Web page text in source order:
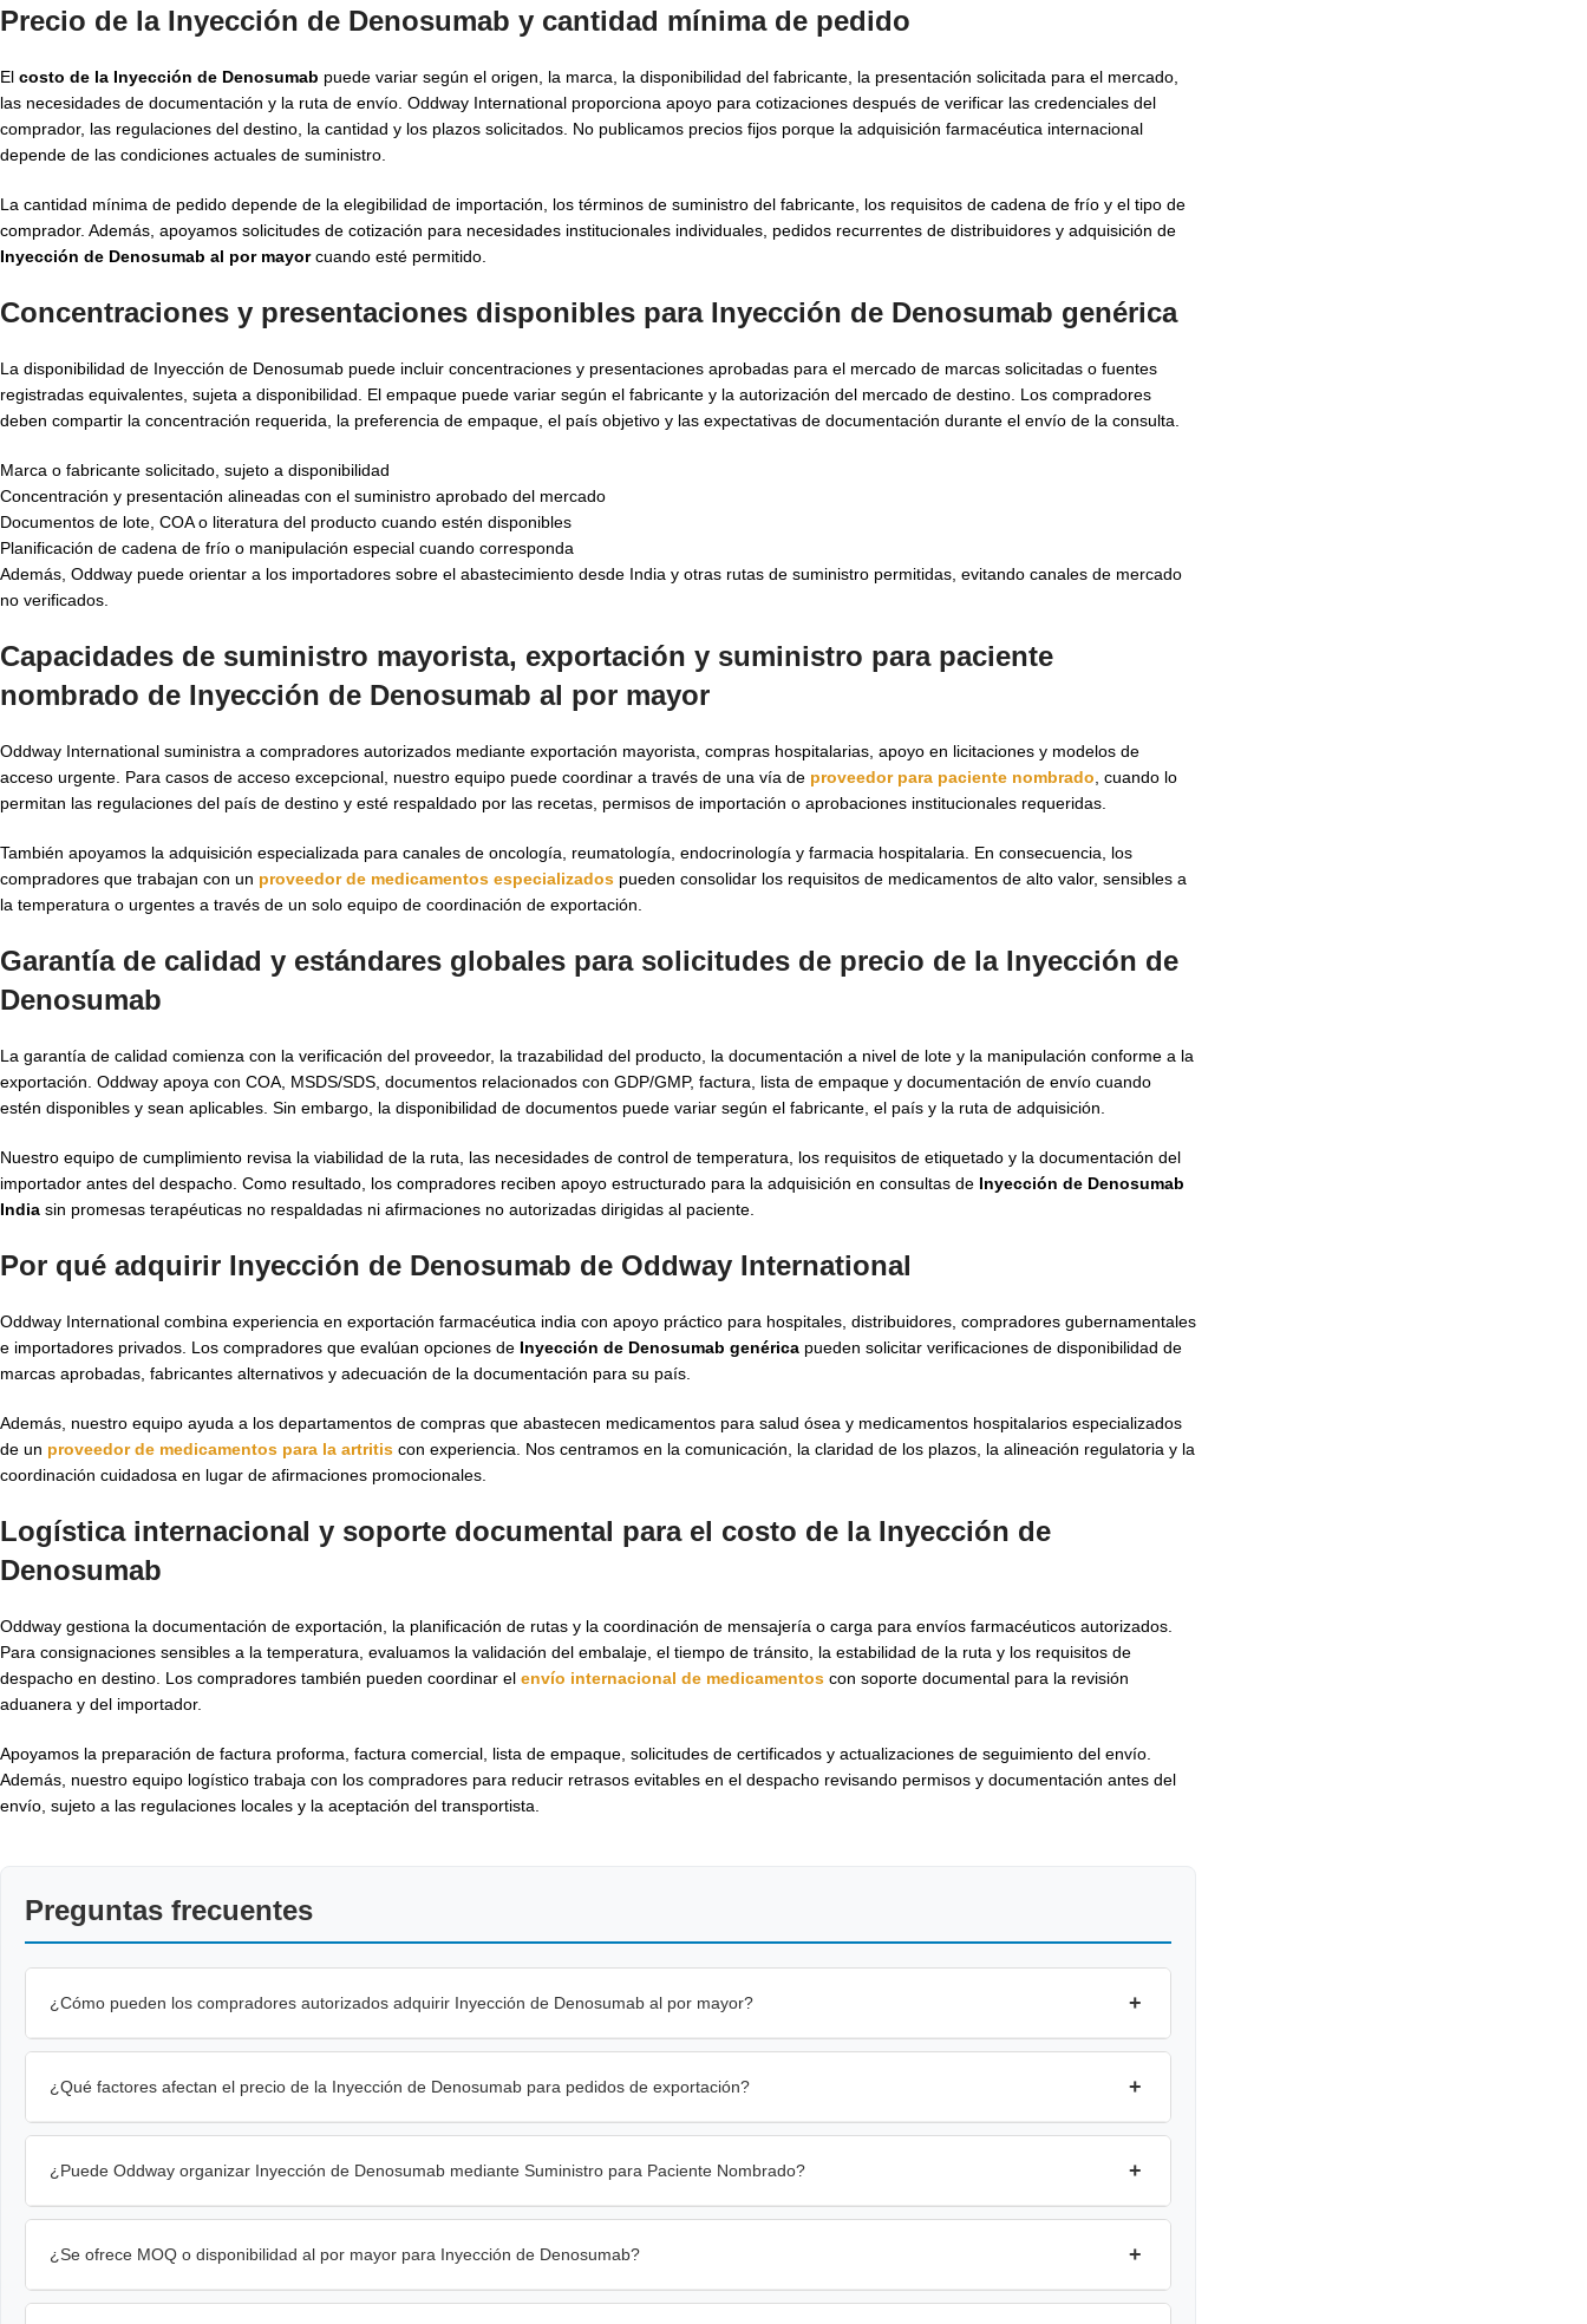
Precio de la Inyección de Denosumab y cantidad mínima de pedido
El costo de la Inyección de Denosumab puede variar según el origen, la marca, la disponibilidad del fabricante, la presentación solicitada para el mercado,
las necesidades de documentación y la ruta de envío. Oddway International proporciona apoyo para cotizaciones después de verificar las credenciales del
comprador, las regulaciones del destino, la cantidad y los plazos solicitados. No publicamos precios fijos porque la adquisición farmacéutica internacional
depende de las condiciones actuales de suministro.
La cantidad mínima de pedido depende de la elegibilidad de importación, los términos de suministro del fabricante, los requisitos de cadena de frío y el tipo de
comprador. Además, apoyamos solicitudes de cotización para necesidades institucionales individuales, pedidos recurrentes de distribuidores y adquisición de
Inyección de Denosumab al por mayorcuando esté permitido.
Concentraciones y presentaciones disponibles para Inyección de Denosumab genérica
La disponibilidad de Inyección de Denosumab puede incluir concentraciones y presentaciones aprobadas para el mercado de marcas solicitadas o fuentes
registradas equivalentes, sujeta a disponibilidad. El empaque puede variar según el fabricante y la autorización del mercado de destino. Los compradores
deben compartir la concentración requerida, la preferencia de empaque, el país objetivo y las expectativas de documentación durante el envío de la consulta.
Marca o fabricante solicitado, sujeto a disponibilidad
Concentración y presentación alineadas con el suministro aprobado del mercado
Documentos de lote, COA o literatura del producto cuando estén disponibles
Planificación de cadena de frío o manipulación especial cuando corresponda
Además, Oddway puede orientar a los importadores sobre el abastecimiento desde India y otras rutas de suministro permitidas, evitando canales de mercado
no verificados.
Capacidades de suministro mayorista, exportación y suministro para paciente
nombrado de Inyección de Denosumab al por mayor
Oddway International suministra a compradores autorizados mediante exportación mayorista, compras hospitalarias, apoyo en licitaciones y modelos de
acceso urgente. Para casos de acceso excepcional, nuestro equipo puede coordinar a través de una vía de proveedor para paciente nombrado , cuando lo
permitan las regulaciones del país de destino y esté respaldado por las recetas, permisos de importación o aprobaciones institucionales requeridas.
También apoyamos la adquisición especializada para canales de oncología, reumatología, endocrinología y farmacia hospitalaria. En consecuencia, los
compradores que trabajan con un proveedor de medicamentos especializados pueden consolidar los requisitos de medicamentos de alto valor, sensibles a
la temperatura o urgentes a través de un solo equipo de coordinación de exportación.
Garantía de calidad y estándares globales para solicitudes de precio de la Inyección de
Denosumab
La garantía de calidad comienza con la verificación del proveedor, la trazabilidad del producto, la documentación a nivel de lote y la manipulación conforme a la
exportación. Oddway apoya con COA, MSDS/SDS, documentos relacionados con GDP/GMP, factura, lista de empaque y documentación de envío cuando
estén disponibles y sean aplicables. Sin embargo, la disponibilidad de documentos puede variar según el fabricante, el país y la ruta de adquisición.
Nuestro equipo de cumplimiento revisa la viabilidad de la ruta, las necesidades de control de temperatura, los requisitos de etiquetado y la documentación del
importador antes del despacho. Como resultado, los compradores reciben apoyo estructurado para la adquisición en consultas de Inyección de Denosumab
India sin promesas terapéuticas no respaldadas ni afirmaciones no autorizadas dirigidas al paciente.
Por qué adquirir Inyección de Denosumab de Oddway International
Oddway International combina experiencia en exportación farmacéutica india con apoyo práctico para hospitales, distribuidores, compradores gubernamentales
e importadores privados. Los compradores que evalúan opciones de Inyección de Denosumab genérica pueden solicitar verificaciones de disponibilidad de
marcas aprobadas, fabricantes alternativos y adecuación de la documentación para su país.
Además, nuestro equipo ayuda a los departamentos de compras que abastecen medicamentos para salud ósea y medicamentos hospitalarios especializados
de un proveedor de medicamentos para la artritis con experiencia. Nos centramos en la comunicación, la claridad de los plazos, la alineación regulatoria y la
coordinación cuidadosa en lugar de afirmaciones promocionales.
Logística internacional y soporte documental para el costo de la Inyección de
Denosumab
Oddway gestiona la documentación de exportación, la planificación de rutas y la coordinación de mensajería o carga para envíos farmacéuticos autorizados.
Para consignaciones sensibles a la temperatura, evaluamos la validación del embalaje, el tiempo de tránsito, la estabilidad de la ruta y los requisitos de
despacho en destino. Los compradores también pueden coordinar el envío internacional de medicamentos con soporte documental para la revisión
aduanera y del importador.
Apoyamos la preparación de factura proforma, factura comercial, lista de empaque, solicitudes de certificados y actualizaciones de seguimiento del envío.
Además, nuestro equipo logístico trabaja con los compradores para reducir retrasos evitables en el despacho revisando permisos y documentación antes del
envío, sujeto a las regulaciones locales y la aceptación del transportista.
Preguntas frecuentes
¿Cómo pueden los compradores autorizados adquirir Inyección de Denosumab al por mayor? +
¿Qué factores afectan el precio de la Inyección de Denosumab para pedidos de exportación? +
¿Puede Oddway organizar Inyección de Denosumab mediante Suministro para Paciente Nombrado? +
¿Se ofrece MOQ o disponibilidad al por mayor para Inyección de Denosumab? +